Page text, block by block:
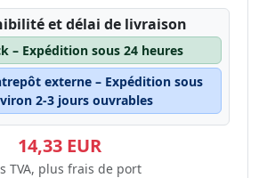
et délai de livraison
– Expédition sous 24 heures
externe – Expédition sous
2-3 jours ouvrables
14,33 EUR
TVA, plus frais de port